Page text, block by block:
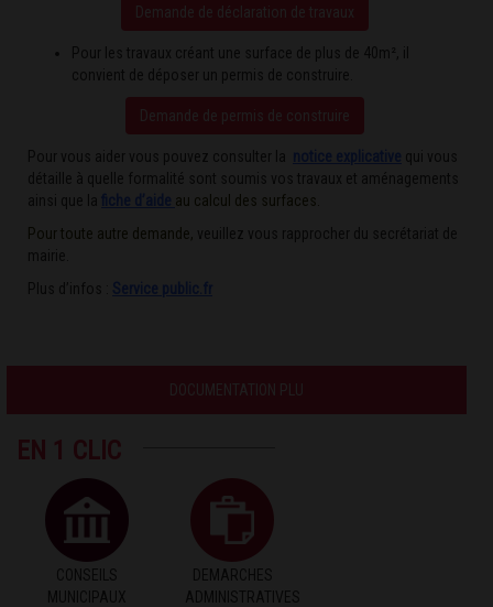
Demande de déclaration de travaux
Pour les travaux créant une surface de plus de 40m², il
convient de déposer un permis de construire.
Demande de permis de construire
Pour vous aider vous pouvez consulter la notice explicative qui vous
détaille à quelle formalité sont soumis vos travaux et aménagements
ainsi que la fiche d’aide au calcul des surfaces.
Pour toute autre demande, veuillez vous rapprocher du secrétariat de
mairie.
Plus d’infos : Service public.fr
DOCUMENTATION PLU
EN 1 CLIC
CONSEILS
MUNICIPAUX
DEMARCHES
ADMINISTRATIVES